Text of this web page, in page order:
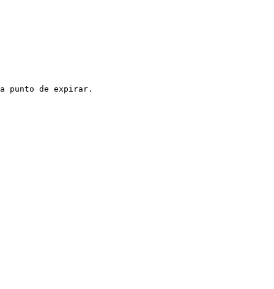
punto de expirar.